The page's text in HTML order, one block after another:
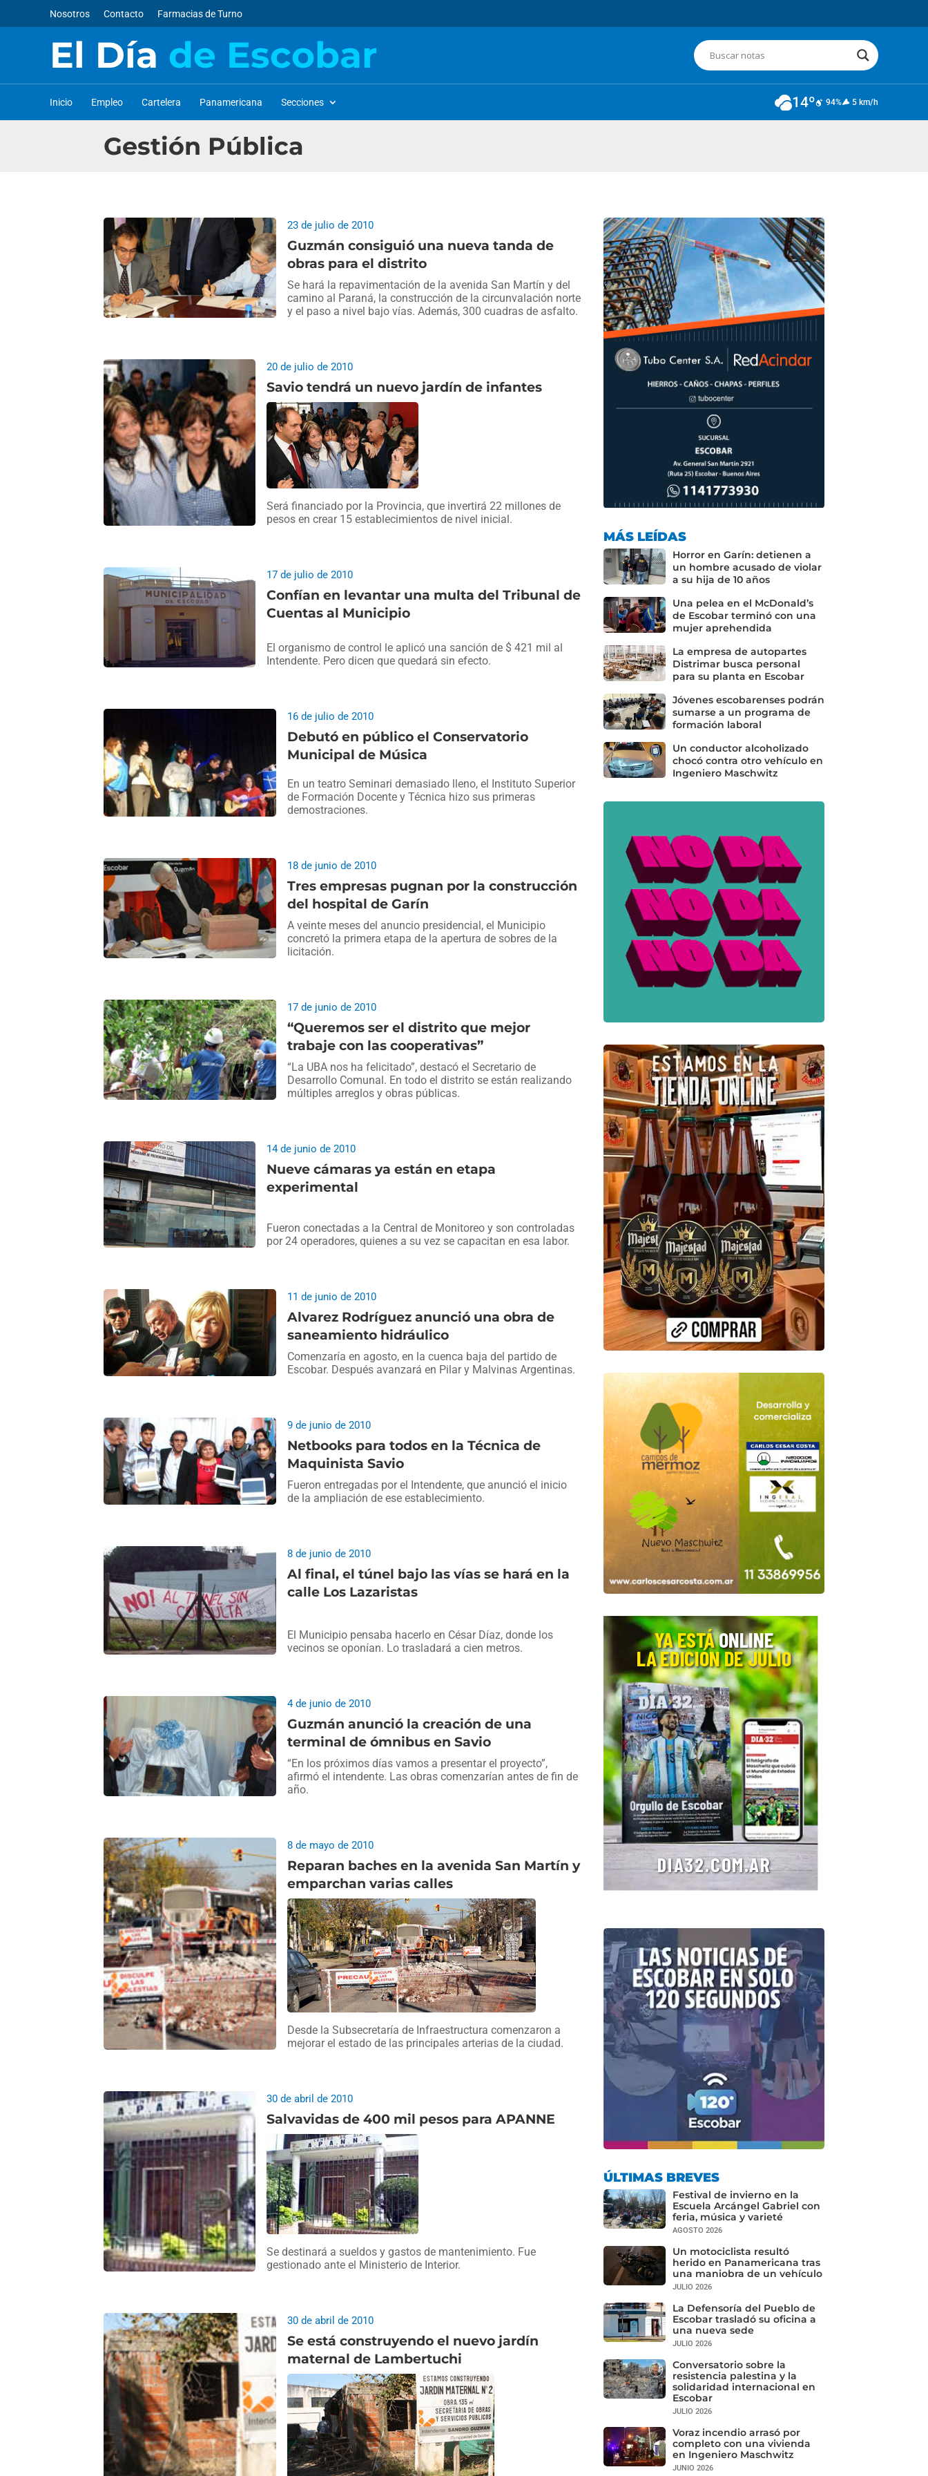
Nosotros Contacto Farmacias de Turno
El Día de Escobar
Inicio Empleo Cartelera Panamericana Secciones 14º 94% 5 km/h
Gestión Pública
Guzmán consiguió una nueva tanda de
obras para el distrito
23 de julio de 2010
Se hará la repavimentación de la avenida San Martín y del
camino al Paraná, la construcción de la circunvalación norte
y el paso a nivel bajo vías. Además, 300 cuadras de asfalto.
Savio tendrá un nuevo jardín de infantes
20 de julio de 2010
Será financiado por la Provincia, que invertirá 22 millones de
pesos en crear 15 establecimientos de nivel inicial.
Confían en levantar una multa del Tribunal de
Cuentas al Municipio
17 de julio de 2010
El organismo de control le aplicó una sanción de $ 421 mil al
Intendente. Pero dicen que quedará sin efecto.
Debutó en público el Conservatorio
Municipal de Música
16 de julio de 2010
En un teatro Seminari demasiado lleno, el Instituto Superior
de Formación Docente y Técnica hizo sus primeras
demostraciones.
Tres empresas pugnan por la construcción
del hospital de Garín
18 de junio de 2010
A veinte meses del anuncio presidencial, el Municipio
concretó la primera etapa de la apertura de sobres de la
licitación.
“Queremos ser el distrito que mejor
trabaje con las cooperativas”
17 de junio de 2010
“La UBA nos ha felicitado”, destacó el Secretario de
Desarrollo Comunal. En todo el distrito se están realizando
múltiples arreglos y obras públicas.
Nueve cámaras ya están en etapa
experimental
14 de junio de 2010
Fueron conectadas a la Central de Monitoreo y son controladas
por 24 operadores, quienes a su vez se capacitan en esa labor.
Alvarez Rodríguez anunció una obra de
saneamiento hidráulico
11 de junio de 2010
Comenzaría en agosto, en la cuenca baja del partido de
Escobar. Después avanzará en Pilar y Malvinas Argentinas.
Netbooks para todos en la Técnica de
Maquinista Savio
9 de junio de 2010
Fueron entregadas por el Intendente, que anunció el inicio
de la ampliación de ese establecimiento.
Al final, el túnel bajo las vías se hará en la
calle Los Lazaristas
8 de junio de 2010
El Municipio pensaba hacerlo en César Díaz, donde los
vecinos se oponían. Lo trasladará a cien metros.
Guzmán anunció la creación de una
terminal de ómnibus en Savio
4 de junio de 2010
“En los próximos días vamos a presentar el proyecto”,
afirmó el intendente. Las obras comenzarían antes de fin de
año.
Reparan baches en la avenida San Martín y
emparchan varias calles
8 de mayo de 2010
Desde la Subsecretaría de Infraestructura comenzaron a
mejorar el estado de las principales arterias de la ciudad.
Salvavidas de 400 mil pesos para APANNE
30 de abril de 2010
Se destinará a sueldos y gastos de mantenimiento. Fue
gestionado ante el Ministerio de Interior.
Se está construyendo el nuevo jardín
maternal de Lambertuchi
30 de abril de 2010
MÁS LEÍDAS
Horror en Garín: detienen a
un hombre acusado de violar
a su hija de 10 años
Una pelea en el McDonald’s
de Escobar terminó con una
mujer aprehendida
La empresa de autopartes
Distrimar busca personal
para su planta en Escobar
Jóvenes escobarenses podrán
sumarse a un programa de
formación laboral
Un conductor alcoholizado
chocó contra otro vehículo en
Ingeniero Maschwitz
ÚLTIMAS BREVES
Festival de invierno en la
Escuela Arcángel Gabriel con
feria, música y varieté
AGOSTO 2026
Un motociclista resultó
herido en Panamericana tras
una maniobra de un vehículo
JULIO 2026
La Defensoría del Pueblo de
Escobar trasladó su oficina a
una nueva sede
JULIO 2026
Conversatorio sobre la
resistencia palestina y la
solidaridad internacional en
Escobar
JULIO 2026
Voraz incendio arrasó por
completo con una vivienda
en Ingeniero Maschwitz
JUNIO 2026